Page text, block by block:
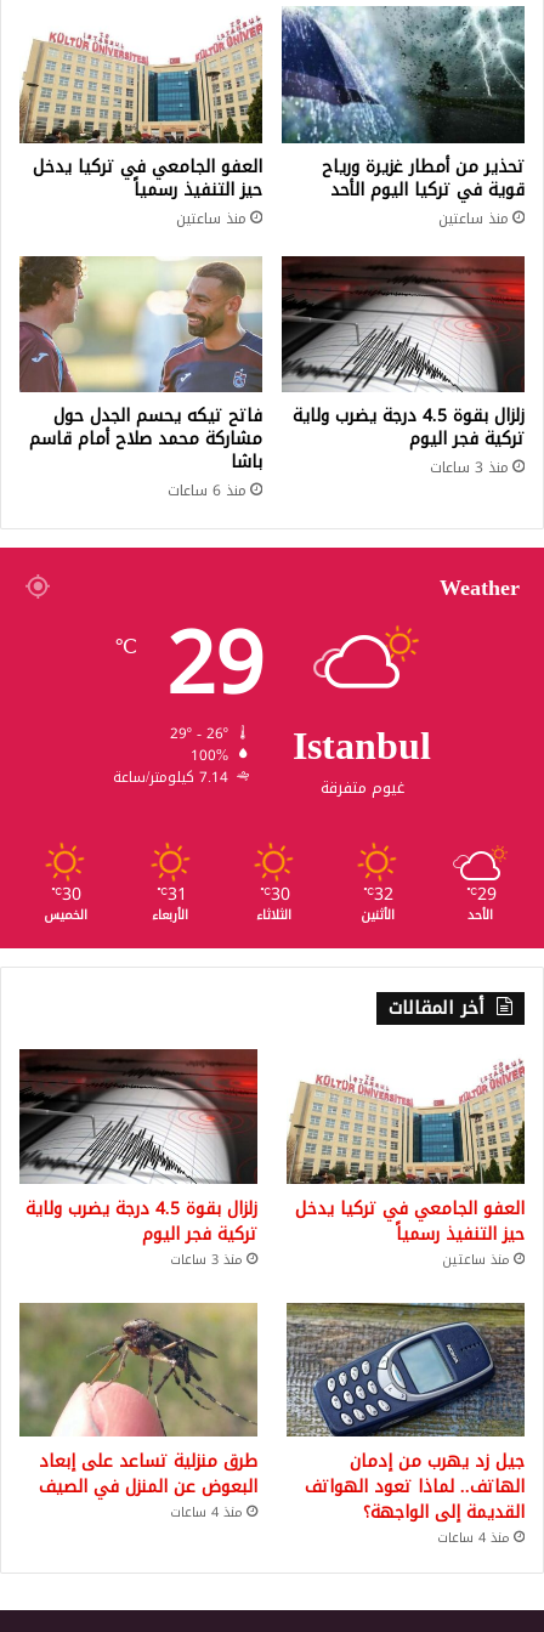
تحذير من أمطار غزيرة ورياح
قوية في تركيا اليوم الأحد
منذ ساعتين
العفو الجامعي في تركيا يدخل
حيز التنفيذ رسمياً
منذ ساعتين
زلزال بقوة 4.5 درجة يضرب ولاية
تركية فجر اليوم
منذ 3 ساعات
فاتح تيكه يحسم الجدل حول
مشاركة محمد صلاح أمام قاسم
باشا
منذ 6 ساعات
Weather
Istanbul
غيوم متفرقة
29
℃
100%
7.14 كيلومتر/ساعة
29
℃
الأحد
32
℃
الأثنين
30
℃
الثلاثاء
31
℃
الأربعاء
30
℃
الخميس
أخر المقالات
العفو الجامعي في تركيا يدخل
حيز التنفيذ رسمياً
منذ ساعتين
زلزال بقوة 4.5 درجة يضرب ولاية
تركية فجر اليوم
منذ 3 ساعات
جيل زد يهرب من إدمان
الهاتف.. لماذا تعود الهواتف
القديمة إلى الواجهة؟
منذ 4 ساعات
طرق منزلية تساعد على إبعاد
البعوض عن المنزل في الصيف
منذ 4 ساعات